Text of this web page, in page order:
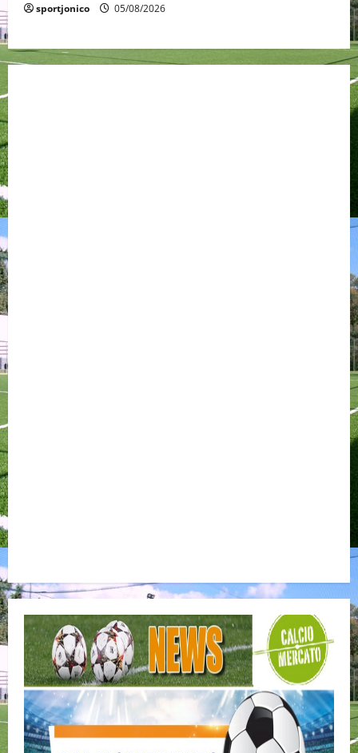
sportjonico 05/08/2026